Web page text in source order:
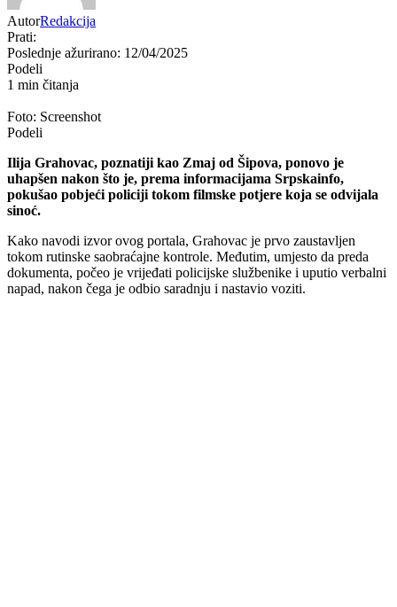
AutorRedakcija
Prati:
Poslednje ažurirano: 12/04/2025
Podeli
1 min čitanja
Foto: Screenshot
Podeli
Ilija Grahovac, poznatiji kao Zmaj od Šipova, ponovo je
uhapšen nakon što je, prema informacijama Srpskainfo,
pokušao pobjeći policiji tokom filmske potjere koja se odvijala
sinoć.
Kako navodi izvor ovog portala, Grahovac je prvo zaustavljen
tokom rutinske saobraćajne kontrole. Međutim, umjesto da preda
dokumenta, počeo je vrijeđati policijske službenike i uputio verbalni
napad, nakon čega je odbio saradnju i nastavio voziti.